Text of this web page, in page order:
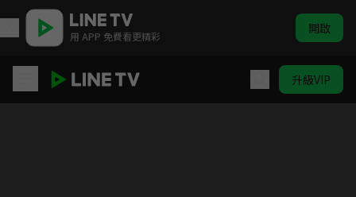
用 APP 免費看更精彩 開啟
升級VIP